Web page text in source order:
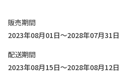
販売期間
2023年08月01日～2028年07月31日
配送期間
2023年08月15日～2028年08月12日